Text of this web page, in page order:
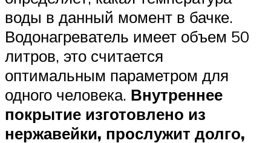
воды в данный момент в бачке.
Водонагреватель имеет объем 50
литров, это считается
оптимальным параметром для
одного человека. Внутреннее
покрытие изготовлено из
нержавейки, прослужит долго,